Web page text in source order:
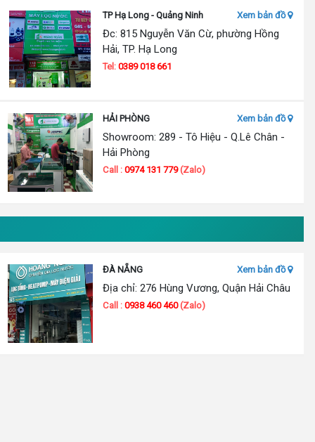
TP Hạ Long - Quảng Ninh Xem bản đồ
Đc: 815 Nguyễn Văn Cừ, phường Hồng
Hải, TP. Hạ Long
Tel:0389 018 661
HẢI PHÒNG Xem bản đồ
Showroom: 289 - Tô Hiệu - Q.Lê Chân -
Hải Phòng
Call :0974 131 779(Zalo)
ĐÀ NẴNG Xem bản đồ
Địa chỉ: 276 Hùng Vương, Quận Hải Châu
Call :0938 460 460(Zalo)